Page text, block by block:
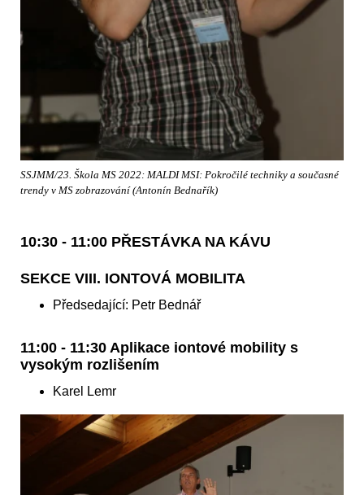
SSJMM/23. Škola MS 2022: MALDI MSI: Pokročilé techniky a současné
trendy v MS zobrazování (Antonín Bednařík)
10:30 - 11:00 PŘESTÁVKA NA KÁVU
SEKCE VIII. IONTOVÁ MOBILITA
Předsedající: Petr Bednář
11:00 - 11:30 Aplikace iontové mobility s
vysokým rozlišením
Karel Lemr